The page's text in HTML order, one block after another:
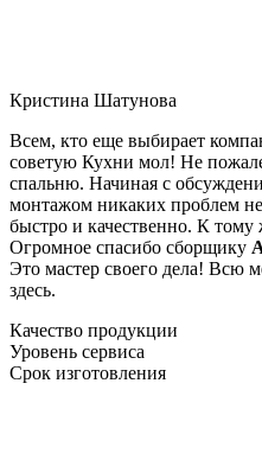
Кристина Шатунова
Всем, кто еще выбирает
советую Кухни мол! Не
спальню. Начиная с
монтажом никаких проблем
быстро и качественно. К
Огромное спасибо сборщику
Это мастер своего дела! Всю
здесь.
Качество продукции
Уровень сервиса
Срок изготовления